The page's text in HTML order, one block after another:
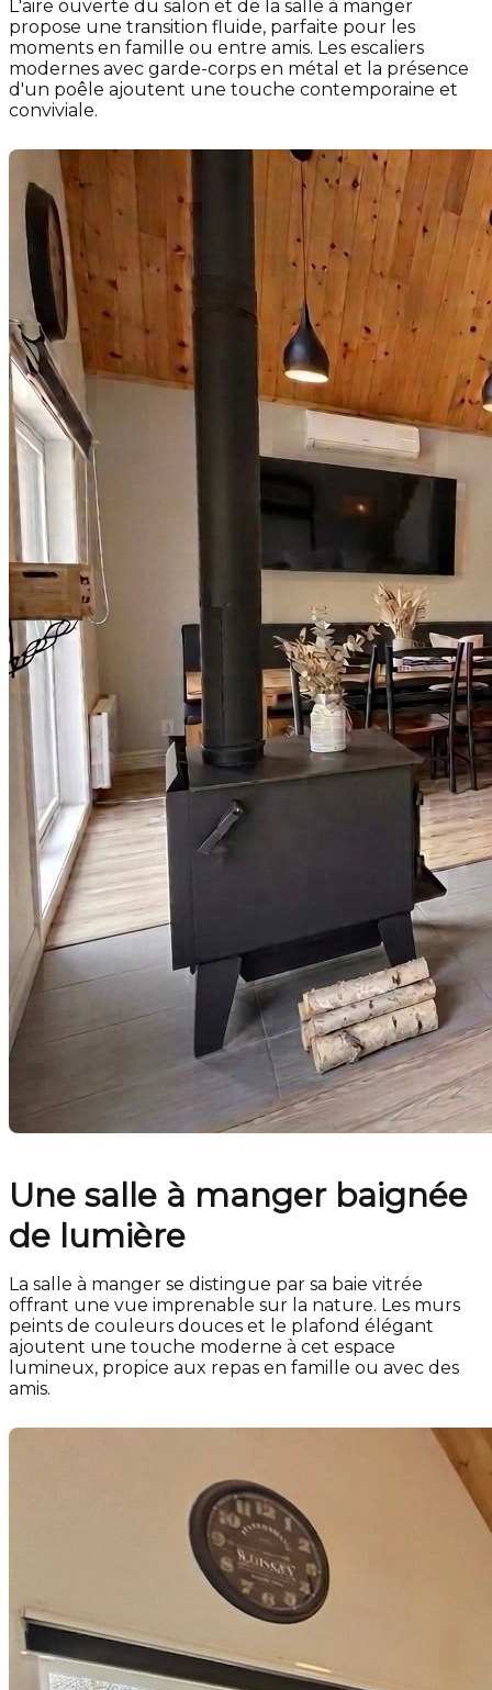
L'aire ouverte du salon et de la salle à manger
propose une transition fluide, parfaite pour les
moments en famille ou entre amis. Les escaliers
modernes avec garde-corps en métal et la présence
d'un poêle ajoutent une touche contemporaine et
conviviale.
Une salle à manger baignée
de lumière
La salle à manger se distingue par sa baie vitrée
offrant une vue imprenable sur la nature. Les murs
peints de couleurs douces et le plafond élégant
ajoutent une touche moderne à cet espace
lumineux, propice aux repas en famille ou avec des
amis.